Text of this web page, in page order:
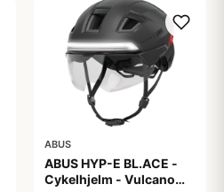
ABUS
ABUS HYP-E BL.ACE -
Cykelhjelm - Vulcano